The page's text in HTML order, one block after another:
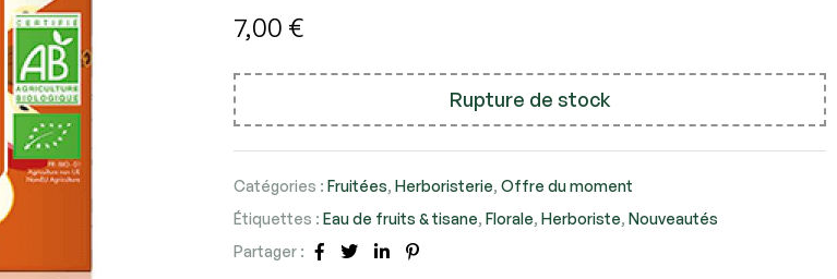
7,00 €
Rupture de stock
Catégories :Fruitées,Herboristerie,Offre du moment
Étiquettes :Eau de fruits & tisane,Florale,Herboriste,Nouveautés
Partager :
Facebook
TwitterLinkedin